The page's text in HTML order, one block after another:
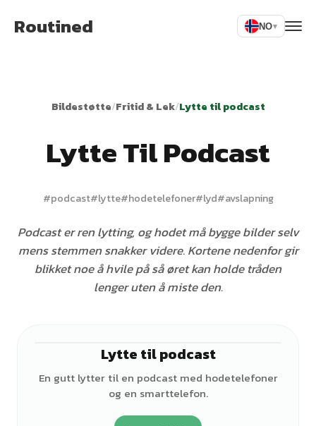
Routined NO▾
Bildestøtte/Fritid & Lek/Lytte til podcast
Lytte Til Podcast
#podcast#lytte#hodetelefoner#lyd#avslapning
Podcast er ren lytting, og hodet må bygge bilder selv
mens stemmen snakker videre. Kortene nedenfor gir
blikket noe å hvile på så øret kan holde tråden
lenger uten å miste den.
Lytte til podcast
En gutt lytter til en podcast med hodetelefoner
og en smarttelefon.